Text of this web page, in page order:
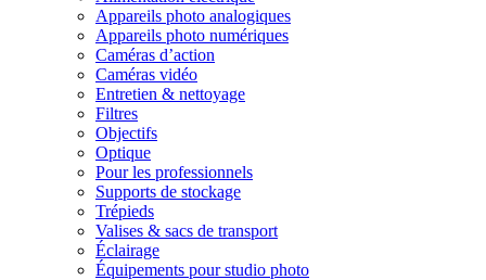
Appareils photo analogiques
Appareils photo numériques
Caméras d’action
Caméras vidéo
Entretien & nettoyage
Filtres
Objectifs
Optique
Pour les professionnels
Supports de stockage
Trépieds
Valises & sacs de transport
Éclairage
Équipements pour studio photo